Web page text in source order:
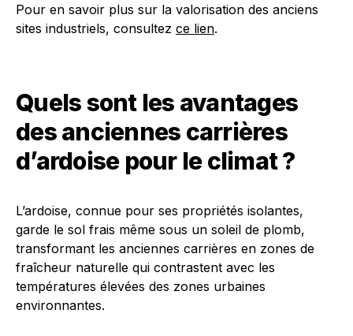
Pour en savoir plus sur la valorisation des anciens
sites industriels, consultez ce lien.
Quels sont les avantages
des anciennes carrières
d’ardoise pour le climat ?
L’ardoise, connue pour ses propriétés isolantes,
garde le sol frais même sous un soleil de plomb,
transformant les anciennes carrières en zones de
fraîcheur naturelle qui contrastent avec les
températures élevées des zones urbaines
environnantes.